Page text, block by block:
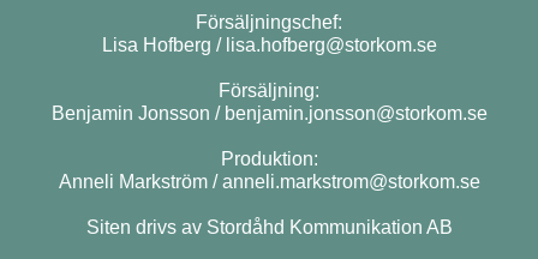
Försäljningschef:
Lisa Hofberg / lisa.hofberg@storkom.se
Försäljning:
Benjamin Jonsson / benjamin.jonsson@storkom.se
Produktion:
Anneli Markström /anneli.markstrom@storkom.se
Siten drivs av Stordåhd Kommunikation AB